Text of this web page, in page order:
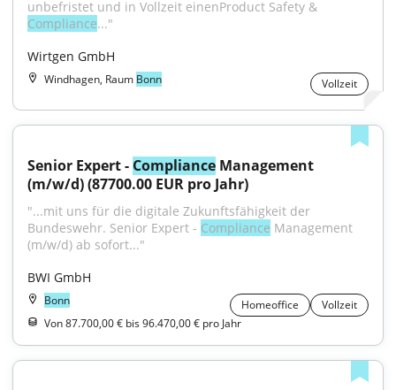
Compliance..."
Wirtgen GmbH
Windhagen, Raum Bonn Vollzeit
Senior Expert - Compliance Management
(m/w/d) (87700.00 EUR pro Jahr)
"...mit uns für die digitale Zukunftsfähigkeit der
Bundeswehr. Senior Expert - Compliance Management
(m/w/d) ab sofort..."
BWI GmbH
Bonn Homeoffice
Vollzeit
Von 87.700,00 € bis 96.470,00 € pro Jahr